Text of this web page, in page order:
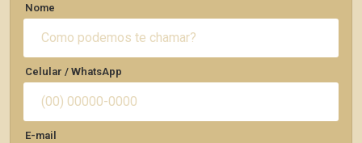
Nome
Celular / WhatsApp
E-mail